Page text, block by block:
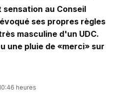
au Conseil
ses propres règles
masculine d'un UDC.
une pluie de «merci» sur
heures